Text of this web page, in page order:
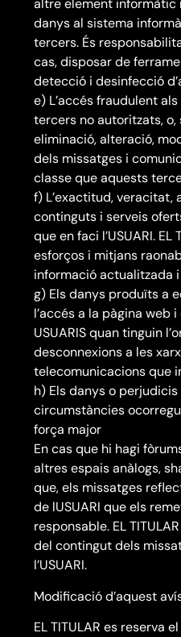
altre element informàtic
danys al sistema
tercers. És
cas, disposar de
detecció i desinfecció
e) L’accés fraudulent
tercers no autoritzats, o,
eliminació, alteració,
dels missatges i
classe que aquests
f) L’exactitud,
continguts i serveis
que en faci l’USUARI.
esforços i mitjans
informació actualitzada
g) Els danys produïts a
l’accés a la pàgina web
USUARIS quan tinguin
desconnexions a les
telecomunicacions que
h) Els danys o
circumstàncies
força major
En cas que hi hagi
altres espais anàlogs,
que, els missatges
de lUSUARI que els
responsable. EL
del contingut dels
l’USUARI.
Modificació d’aquest
EL TITULAR es reserva